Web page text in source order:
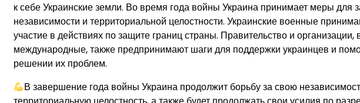
к себе Украинские земли. Во время года войны Украина принимает меры для
независимости и территориальной целостности. Украинские военные
участие в действиях по защите границ страны. Правительство и организации,
международные, также предпринимают шаги для поддержки украинцев и
решении их проблем.
В завершение года войны Украина продолжит борьбу за свою